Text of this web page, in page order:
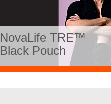
NovaLife TRE™
Black Pouch